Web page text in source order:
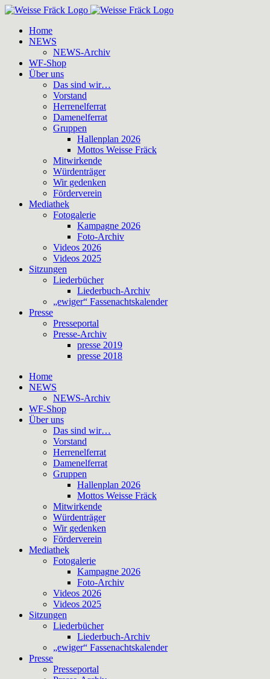
Zum
springenHome
NEWS
NEWS-Archiv
WF-Shop
Über uns
Das sind wir…
Vorstand
Herrenelferrat
Damenelferrat
Gruppen
Hallenplan 2026
Mottos Weisse Fräck
Mitwirkende
Würdenträger
Wir gedenken
Förderverein
Mediathek
Fotogalerie
Kampagne 2026
Foto-Archiv
Videos 2026
Videos 2025
Sitzungen
Liederbücher
Liederbuch-Archiv
„ewiger“ Fassenachtskalender
Presse
Presseportal
Presse-Archiv
presse 2019
presse 2018
Home
NEWS
NEWS-Archiv
WF-Shop
Über uns
Das sind wir…
Vorstand
Herrenelferrat
Damenelferrat
Gruppen
Hallenplan 2026
Mottos Weisse Fräck
Mitwirkende
Würdenträger
Wir gedenken
Förderverein
Mediathek
Fotogalerie
Kampagne 2026
Foto-Archiv
Videos 2026
Videos 2025
Sitzungen
Liederbücher
Liederbuch-Archiv
„ewiger“ Fassenachtskalender
Presse
Presseportal